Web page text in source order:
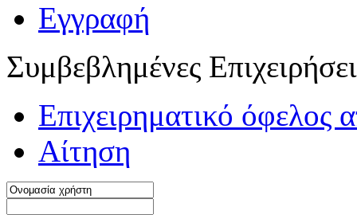
Εγγραφή
Συμβεβλημένες
Επιχειρηματικό όφελος
Αίτηση